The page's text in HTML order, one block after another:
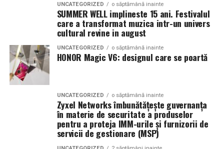
Cei care aleg transportul alternativ vor gasi o parcare
special amenajata pentru biciclete chiar la intrarea in
festival.
Masinapersonal
Organizatorii recomanda utilizarea transportului public
sau a curselor speciale dedicate festivalului, intrucat nu
exista parcare destinata publicului.
Daca alegi totusi sa vii cu masina, sunt recomandate
Pe măsură ce funcția de abur devine una dintre
caracteristicile cu cea mai rapidă creștere în categoria
mașinilor de spălat premium, tehnologia Hygiene Steam
de la Samsung oferă o curățare cu adevărat
revoluționară. Aburul este eliberat direct în tambur,
pătrunzând în fibrele țesăturilor pentru a elimina până
la 99,9% din bacterii, inactivând totodată alergenii
proveniți de la acarienii din praful de casă, polen, părul
animalelor de companie și ciuperci: amenințările
invizibile pe care un ciclu standard de spălare pur și
simplu nu le poate elimina.
UNCATEGORIZED o săptămână inainte
SUMMER WELL implineste 15 ani. Festivalul
care a transformat muzica intr-un univers
cultural revine in august
UNCATEGORIZED o săptămână inainte
HONOR Magic V6: designul care se poartă
UNCATEGORIZED o săptămână inainte
Zyxel Networks îmbunătățește guvernanța
în materie de securitate a produselor
pentru a proteja IMM-urile și furnizorii de
servicii de gestionare (MSP)